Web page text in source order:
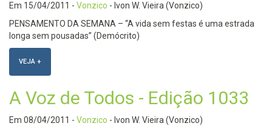
Em 15/04/2011 - Vonzico - Ivon W. Vieira (Vonzico)
PENSAMENTO DA SEMANA – “A vida sem festas é uma estrada
longa sem pousadas” (Demócrito)
VEJA +
A Voz de Todos - Edição 1033
Em 08/04/2011 - Vonzico - Ivon W. Vieira (Vonzico)